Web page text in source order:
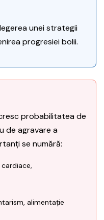
unei strategii
progresiei bolii.
probabilitatea de
de agravare a
se numără:
alimentație